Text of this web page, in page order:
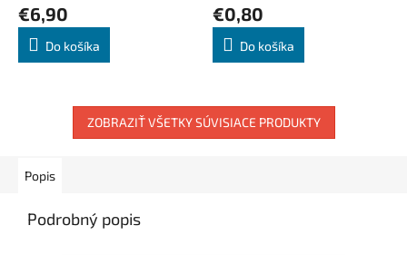
€6,90
Do košíka
€0,80
Do košíka
ZOBRAZIŤ VŠETKY SÚVISIACE PRODUKTY
Popis
Podrobný popis